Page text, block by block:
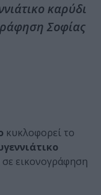
καρύδι
Σοφίας
κυκλοφορεί το
σε εικονογράφηση